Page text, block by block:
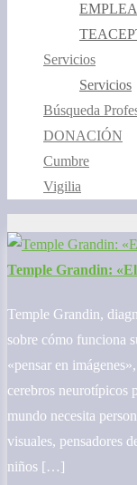
Servicios
Servicios
Búsqueda
DONACIÓN
Cumbre
Vigilia
Temple Grandin:
Temple Grandin,
sobre cómo funciona
«pensar en
cerebros neurotípicos
mundo necesita
visuales, pensadores
niños […]